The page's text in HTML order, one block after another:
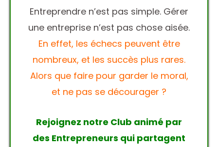
Entreprendre n’est pas simple. Gérer
une entreprise n’est pas chose aisée.
En effet, les échecs peuvent être
nombreux, et les succès plus rares.
Alors que faire pour garder le moral,
et ne pas se décourager ?
Rejoignez notre Club animé par
des Entrepreneurs qui partagent